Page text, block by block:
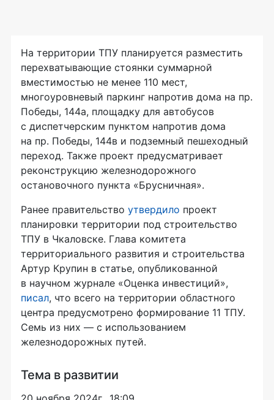
На территории ТПУ планируется разместить
перехватывающие стоянки суммарной
вместимостью не менее 110 мест,
многоуровневый паркинг напротив дома на пр.
Победы, 144а, площадку для автобусов
с диспетчерским пунктом напротив дома
на пр. Победы, 144в и подземный пешеходный
переход. Также проект предусматривает
реконструкцию железнодорожного
остановочного пункта «Брусничная».
Ранее правительство утвердило проект
планировки территории под строительство
ТПУ в Чкаловске. Глава комитета
территориального развития и строительства
Артур Крупин в статье, опубликованной
в научном журнале «Оценка инвестиций»,
писал, что всего на территории областного
центра предусмотрено формирование 11 ТПУ.
Семь из них — с использованием
железнодорожных путей.
Тема в развитии